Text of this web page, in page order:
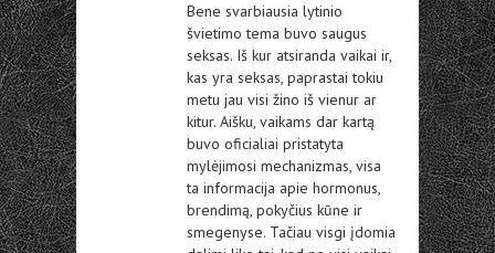
Bene svarbiausia lytinio
švietimo tema buvo saugus
seksas. Iš kur atsiranda vaikai ir,
kas yra seksas, paprastai tokiu
metu jau visi žino iš vienur ar
kitur. Aišku, vaikams dar kartą
buvo oficialiai pristatyta
mylėjimosi mechanizmas, visa
ta informacija apie hormonus,
brendimą, pokyčius kūne ir
smegenyse. Tačiau visgi įdomia